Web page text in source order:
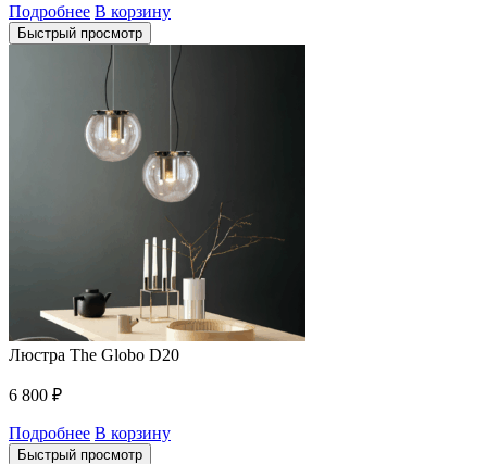
Подробнее В корзину
Быстрый просмотр
Люстра The Globo D20
6 800 ₽
Подробнее В корзину
Быстрый просмотр